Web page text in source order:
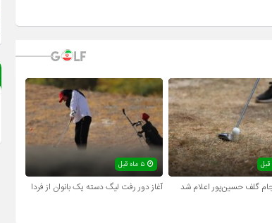
گلف حسین‌پور اعلام شد آغاز دور رفت لیگ دسته یک بانوان از فردا